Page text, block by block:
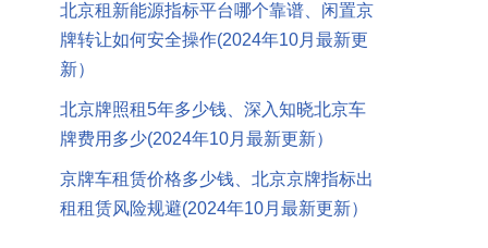
北京租新能源指标平台哪个靠谱、闲置京
牌转让如何安全操作(2024年10月最新更
新）
北京牌照租5年多少钱、深入知晓北京车
牌费用多少(2024年10月最新更新）
京牌车租赁价格多少钱、北京京牌指标出
租租赁风险规避(2024年10月最新更新）